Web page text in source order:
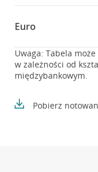
Euro
Uwaga: Tabela
w zależności od
międzybankowym.
Pobierz